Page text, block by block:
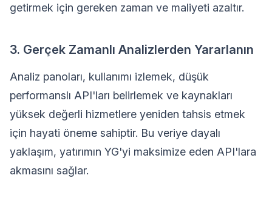
getirmek için gereken zaman ve maliyeti azaltır.
3. Gerçek Zamanlı Analizlerden Yararlanın
Analiz panoları, kullanımı izlemek, düşük
performanslı API'ları belirlemek ve kaynakları
yüksek değerli hizmetlere yeniden tahsis etmek
için hayati öneme sahiptir. Bu veriye dayalı
yaklaşım, yatırımın YG'yi maksimize eden API'lara
akmasını sağlar.